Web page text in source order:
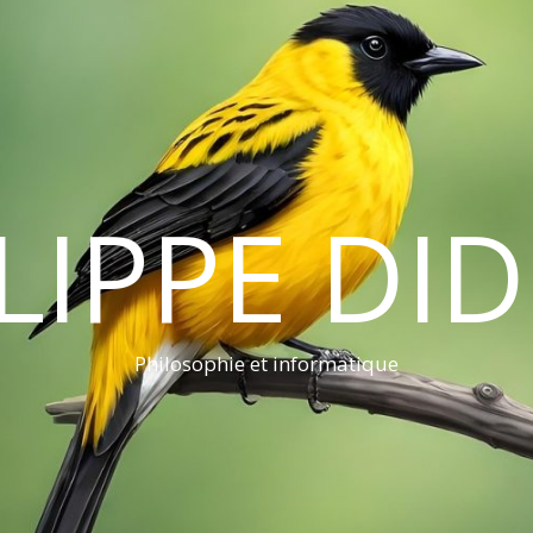
Philosophie et informatique